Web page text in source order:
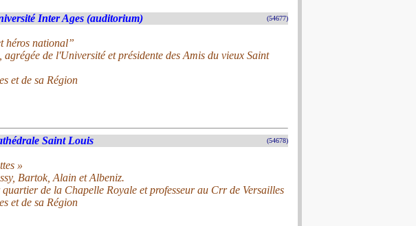
Inter Ages (auditorium) (54677)
héros national”
de l'Université et présidente des Amis du vieux Saint
et de sa Région
Saint Louis (54678)
»
Bartok, Alain et Albeniz.
de la Chapelle Royale et professeur au Crr de Versailles
et de sa Région